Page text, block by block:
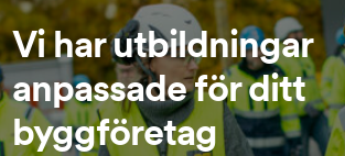
Vi har utbildningar
anpassade för ditt
byggföretag